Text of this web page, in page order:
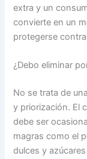
extra y un
convierte en un
protegerse
¿Debo eliminar
No se trata de
y priorización. El
debe ser
magras como el
dulces y